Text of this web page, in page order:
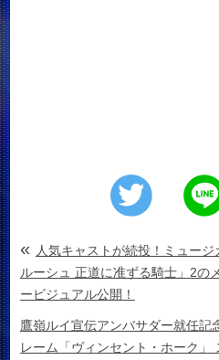
« 人気キャストが続投！ミュー
ルーシュ 正道に准ずる騎士」2の
ービジュアル公開！
鷹嶺ルイ宣伝アンバサダー就任記
レーム「ヴィンセント・ホーク」